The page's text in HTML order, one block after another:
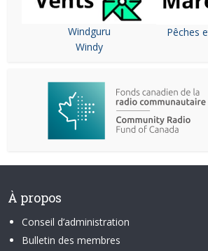
Windguru
Windy
Pêches
À propos
Conseil d’administration
Bulletin des membres